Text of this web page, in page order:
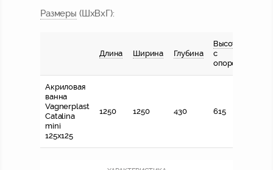
Размеры (ШхВхГ):
Длина Ширина Глубина
Высота
с
опорой
Акриловая
ванна
Vagnerplast
Catalina
mini
125x125
1250 1250 430 615